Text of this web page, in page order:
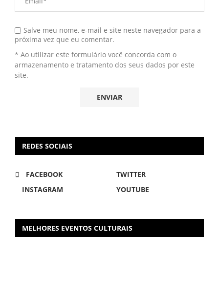
Salve meu nome, e-mail e site neste navegador para a
próxima vez que eu comentar.
* Ao utilizar este formulário você concorda com o
armazenamento e tratamento dos seus dados por este
site.
REDES SOCIAIS
FACEBOOK
TWITTER
INSTAGRAM
YOUTUBE
MELHORES EVENTOS CULTURAIS